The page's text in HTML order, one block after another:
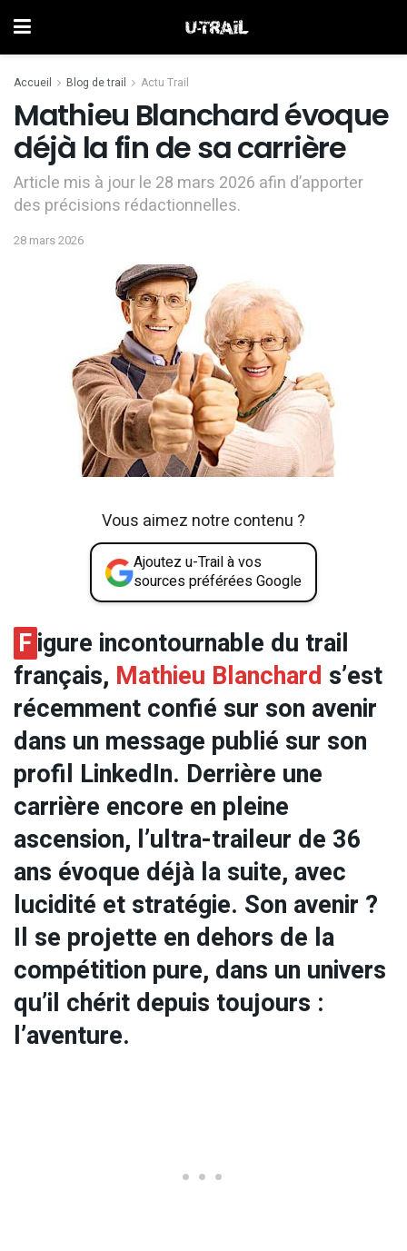
Accueil Blog de trail Actu Trail
Mathieu Blanchard évoque
déjà la fin de sa carrière
Article mis à jour le 28 mars 2026 afin d’apporter
des précisions rédactionnelles.
28 mars 2026
Vous aimez notre contenu ?
Ajoutez u-Trail à vos
sources préférées Google
Figure incontournable du trail
français, Mathieu Blanchard s’est
récemment confié sur son avenir
dans un message publié sur son
profil LinkedIn. Derrière une
carrière encore en pleine
ascension, l’ultra-traileur de 36
ans évoque déjà la suite, avec
lucidité et stratégie. Son avenir ?
Il se projette en dehors de la
compétition pure, dans un univers
qu’il chérit depuis toujours :
l’aventure.